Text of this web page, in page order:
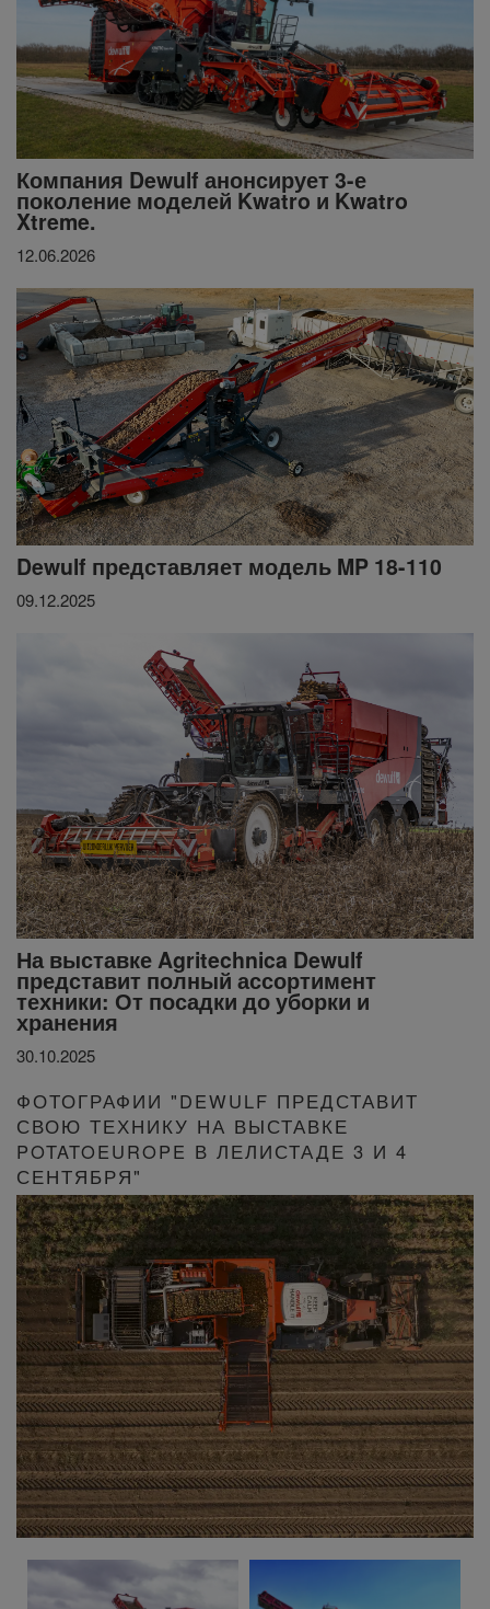
Компания Dewulf анонсирует 3-е
поколение моделей Kwatro и Kwatro
Xtreme.
12.06.2026
Dewulf представляет модель MP 18-110
09.12.2025
На выставке Agritechnica Dewulf
представит полный ассортимент
техники: От посадки до уборки и
хранения
30.10.2025
ФОТОГРАФИИ "DEWULF ПРЕДСТАВИТ
СВОЮ ТЕХНИКУ НА ВЫСТАВКЕ
POTATOEUROPE В ЛЕЛИСТАДЕ 3 И 4
СЕНТЯБРЯ"